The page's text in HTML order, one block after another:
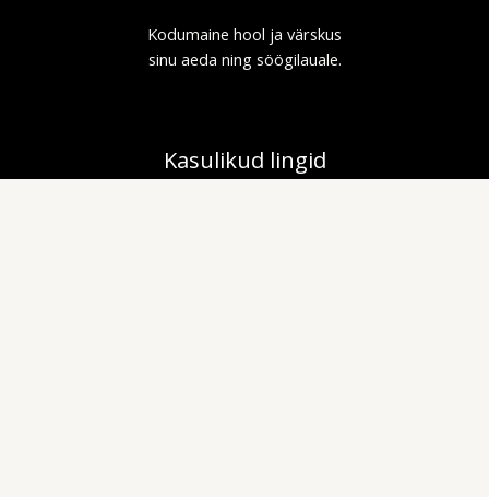
Kodumaine hool ja värskus
sinu aeda ning söögilauale.
Kasulikud lingid